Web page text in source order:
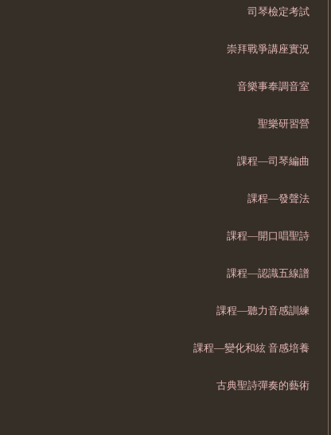
司琴檢定考試
崇拜戰爭講座實況
音樂事奉調音室
聖樂研習營
課程—司琴編曲
課程—發聲法
課程—開口唱聖詩
課程—認識五線譜
課程—聽力音感訓練
課程—變化和絃 音感培養
古典聖詩彈奏的藝術